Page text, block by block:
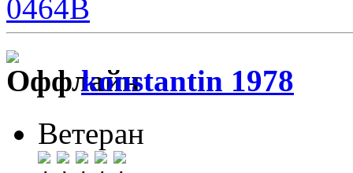
0464B
konstantin 1978
Ветеран